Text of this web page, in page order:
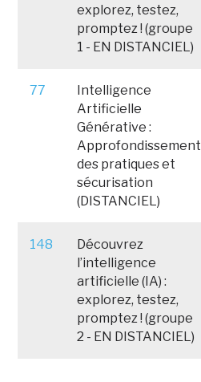
explorez, testez,
promptez ! (groupe
1 - EN DISTANCIEL)
77
Intelligence
Artificielle
Générative :
Approfondissement
des pratiques et
sécurisation
(DISTANCIEL)
148
Découvrez
l’intelligence
artificielle (IA) :
explorez, testez,
promptez ! (groupe
2 - EN DISTANCIEL)